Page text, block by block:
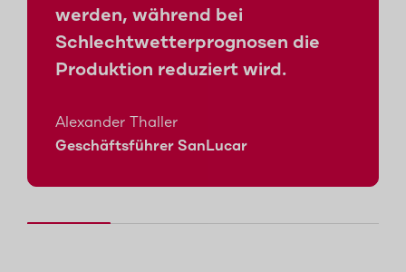
werden, während bei
Schlechtwetterprognosen die
Produktion reduziert wird.
Alexander Thaller
Geschäftsführer SanLucar